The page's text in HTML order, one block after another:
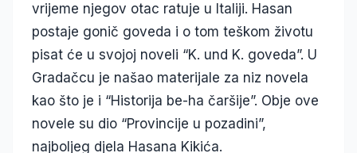
vrijeme njegov otac ratuje u Italiji. Hasan
postaje gonič goveda i o tom teškom životu
pisat će u svojoj noveli “K. und K. goveda”. U
Gradačcu je našao materijale za niz novela
kao što je i “Historija be-ha čaršije”. Obje ove
novele su dio “Provincije u pozadini”,
najboljeg djela Hasana Kikića.